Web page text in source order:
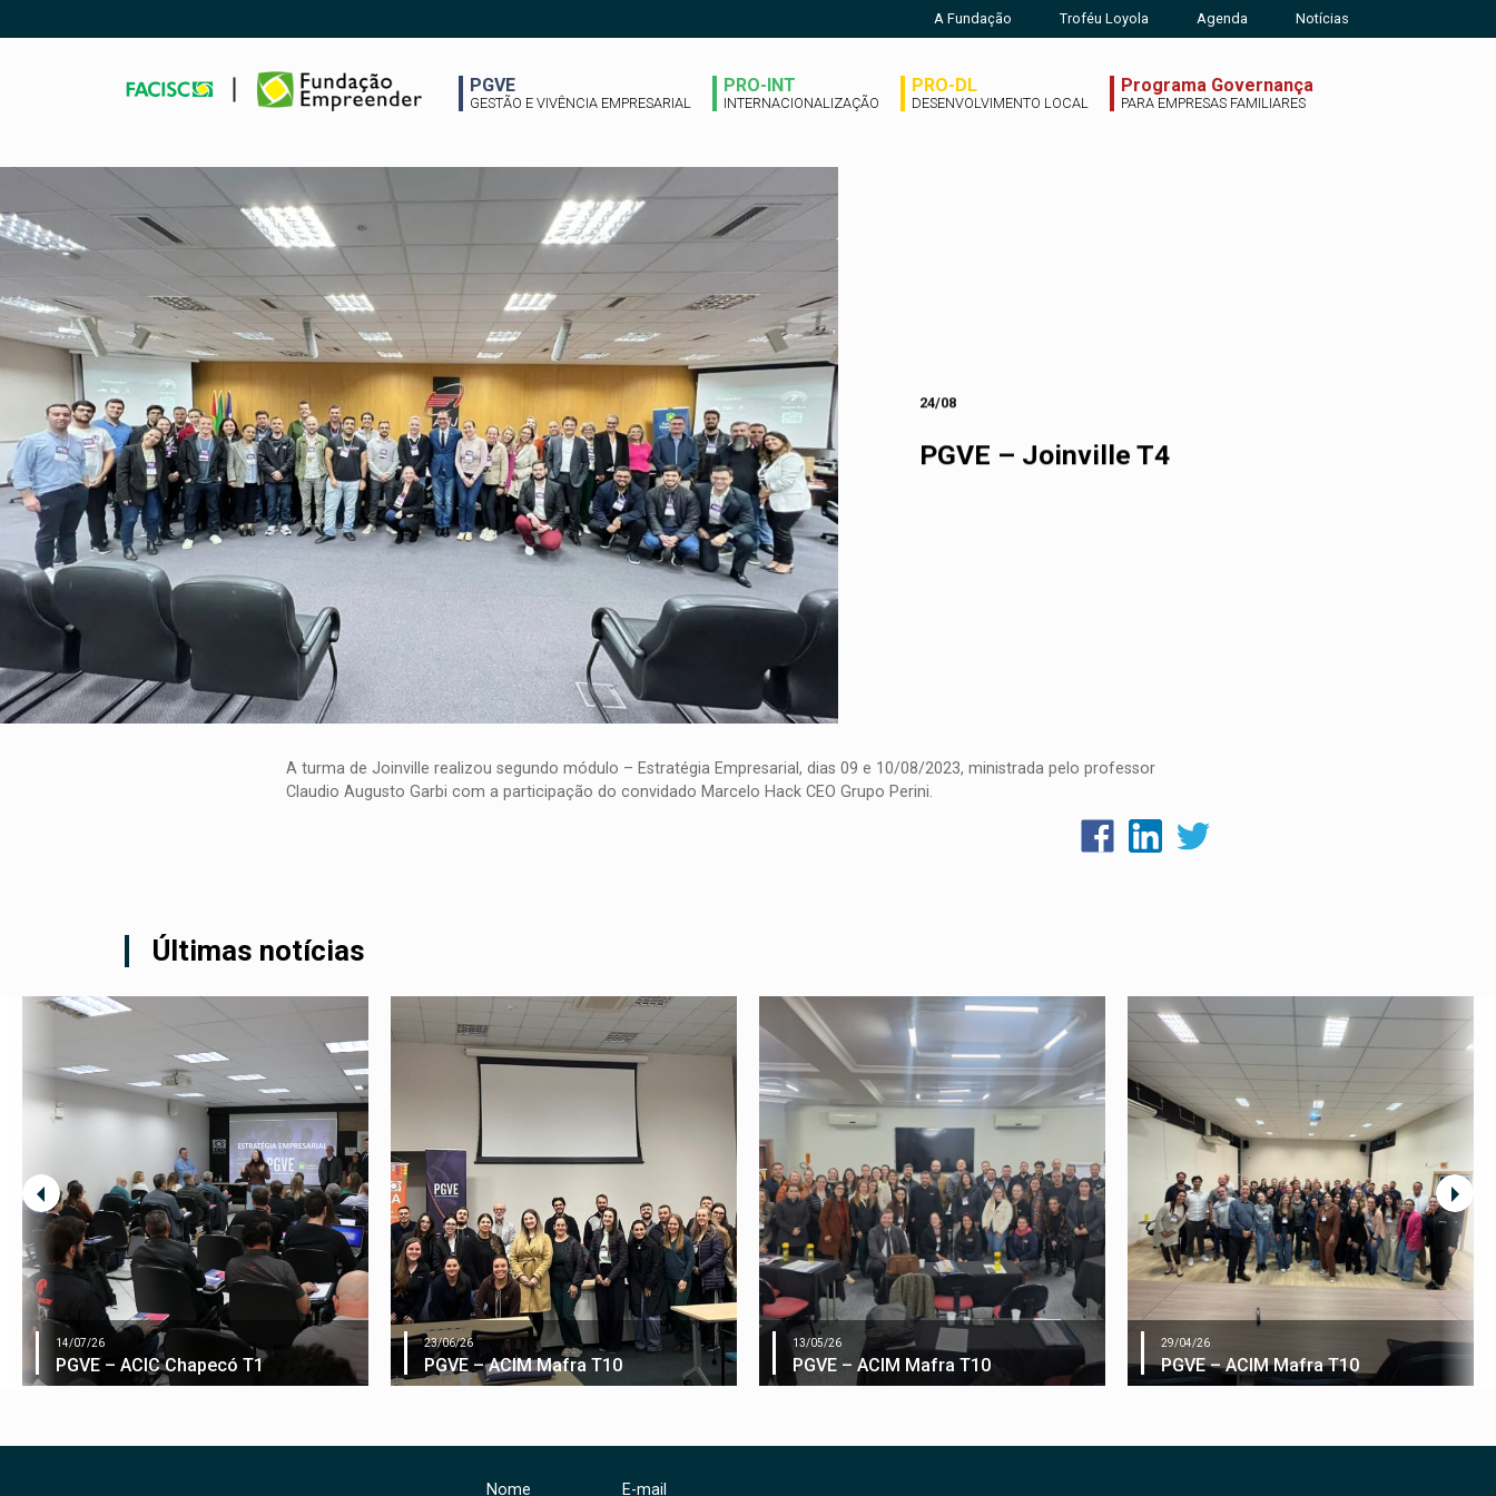
A Fundação Troféu Loyola Agenda Notícias
PGVE
GESTÃO E VIVÊNCIA EMPRESARIAL
PRO-INT
INTERNACIONALIZAÇÃO
PRO-DL
DESENVOLVIMENTO LOCAL
Programa Governança
PARA EMPRESAS FAMILIARES
24/08
PGVE – Joinville T4
A turma de Joinville realizou segundo módulo – Estratégia Empresarial, dias 09 e 10/08/2023, ministrada pelo professor
Claudio Augusto Garbi com a participação do convidado Marcelo Hack CEO Grupo Perini.
Últimas notícias
14/07/26
PGVE – ACIC Chapecó T1
23/06/26
PGVE – ACIM Mafra T10
13/05/26
PGVE – ACIM Mafra T10
29/04/26
PGVE – ACIM Mafra T10
Nome E-mail